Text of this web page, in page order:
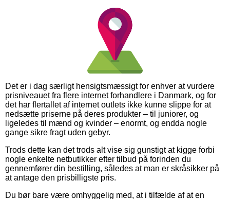
Det er i dag særligt hensigtsmæssigt for enhver at vurdere
prisniveauet fra flere internet forhandlere i Danmark, og for
det har flertallet af internet outlets ikke kunne slippe for at
nedsætte priserne på deres produkter – til juniorer, og
ligeledes til mænd og kvinder – enormt, og endda nogle
gange sikre fragt uden gebyr.
Trods dette kan det trods alt vise sig gunstigt at kigge forbi
nogle enkelte netbutikker efter tilbud på forinden du
gennemfører din bestilling, således at man er skråsikker på
at antage den prisbilligste pris.
Du bør bare være omhyggelig med, at i tilfælde af at en